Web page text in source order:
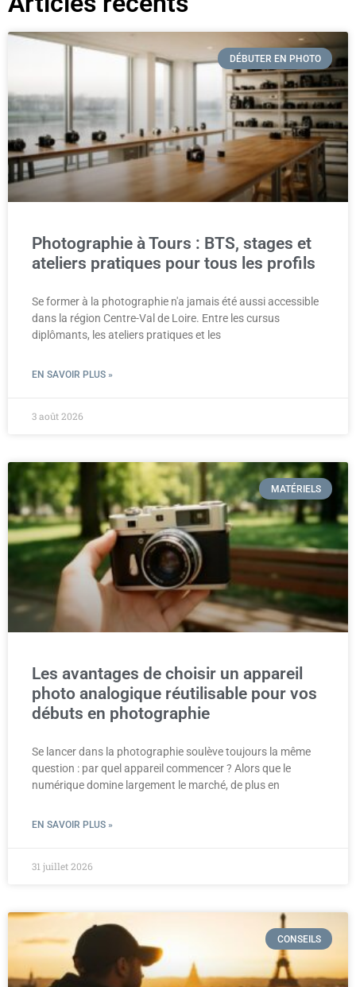
DÉBUTER EN PHOTO
Photographie à Tours : BTS, stages et
ateliers pratiques pour tous les profils
Se former à la photographie n'a jamais été aussi accessible
dans la région Centre-Val de Loire. Entre les cursus
diplômants, les ateliers pratiques et les
EN SAVOIR PLUS »
3 août 2026
MATÉRIELS
Les avantages de choisir un appareil
photo analogique réutilisable pour vos
débuts en photographie
Se lancer dans la photographie soulève toujours la même
question : par quel appareil commencer ? Alors que le
numérique domine largement le marché, de plus en
EN SAVOIR PLUS »
31 juillet 2026
CONSEILS